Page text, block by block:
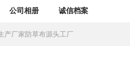
公司相册 诚信档案
产厂家防草布源头工厂